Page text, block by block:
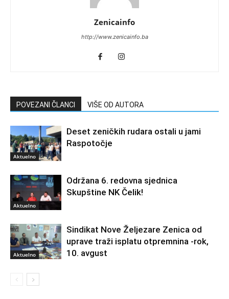
Zenicainfo
http://www.zenicainfo.ba
POVEZANI ČLANCI VIŠE OD AUTORA
Aktuelno
Deset zeničkih rudara ostali u jami
Raspotočje
Aktuelno
Održana 6. redovna sjednica
Skupštine NK Čelik!
Aktuelno
Sindikat Nove Željezare Zenica od
uprave traži isplatu otpremnina -rok,
10. avgust